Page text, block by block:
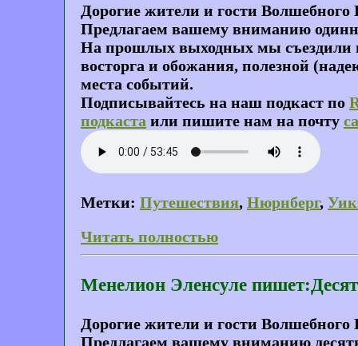
Дорогие жители и гости Волшебного
Предлагаем вашему вниманию
На прошлых выходных мы съездили
восторга и обожания, полезной
места событий.
Подписывайтесь на наш подкаст по
подкаста или пишите нам на почту
Метки: Путешествия, Нюрнберг,
Читать полностью
Менелион Эленсуле
Дорогие жители и гости Волшебного
Предлагаем вашему вниманию